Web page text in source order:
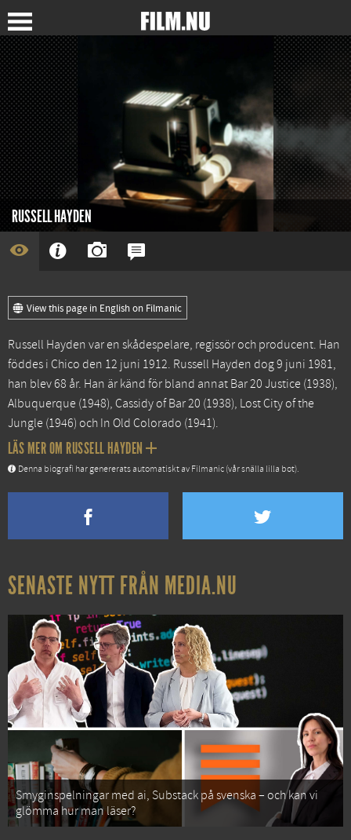
RUSSELL HAYDEN
View this page in English on Filmanic
Russell Hayden var en skådespelare, regissör och producent. Han
föddes i Chico den 12 juni 1912. Russell Hayden dog 9 juni 1981,
han blev 68 år. Han är känd för bland annat Bar 20 Justice (1938),
Albuquerque (1948), Cassidy of Bar 20 (1938), Lost City of the
Jungle (1946) och In Old Colorado (1941).
LÄS MER OM RUSSELL HAYDEN
Denna biografi har genererats automatiskt av Filmanic (vår snälla lilla bot).
SENASTE NYTT FRÅN MEDIA.NU
Smyginspelningar med ai, Substack på svenska – och kan vi
glömma hur man läser?